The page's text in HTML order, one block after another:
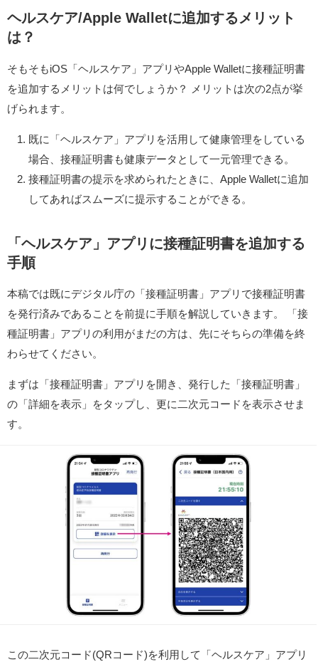
ヘルスケア/Apple Walletに追加するメリット
は？
そもそもiOS「ヘルスケア」アプリやApple Walletに接種証明書
を追加するメリットは何でしょうか？ メリットは次の2点が挙
げられます。
既に「ヘルスケア」アプリを活用して健康管理をしている
場合、接種証明書も健康データとして一元管理できる。
接種証明書の提示を求められたときに、Apple Walletに追加
してあればスムーズに提示することができる。
「ヘルスケア」アプリに接種証明書を追加する
手順
本稿では既にデジタル庁の「接種証明書」アプリで接種証明書
を発行済みであることを前提に手順を解説していきます。 「接
種証明書」アプリの利用がまだの方は、先にそちらの準備を終
わらせてください。
まずは「接種証明書」アプリを開き、発行した「接種証明書」
の「詳細を表示」をタップし、更に二次元コードを表示させま
す。
この二次元コード(QRコード)を利用して「ヘルスケア」アプリ